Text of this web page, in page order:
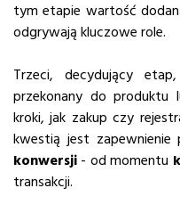
tym etapie wartość
odgrywają kluczowe role.
Trzeci, decydujący
przekonany do produktu
kroki, jak zakup czy
kwestią jest zapewnienie
konwersji - od momentu
transakcji.